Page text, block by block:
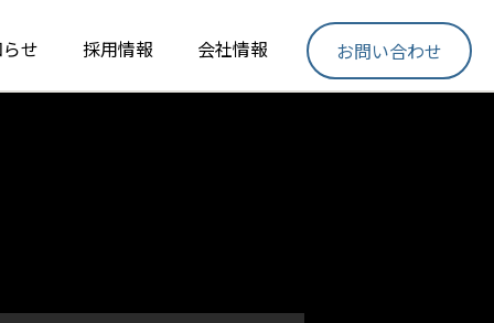
せ 採用情報 会社情報 お問い合わせ